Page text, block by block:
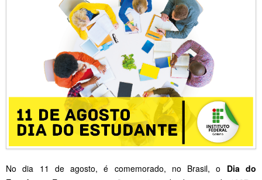
No dia 11 de agosto, é comemorado, no Brasil, o Dia do